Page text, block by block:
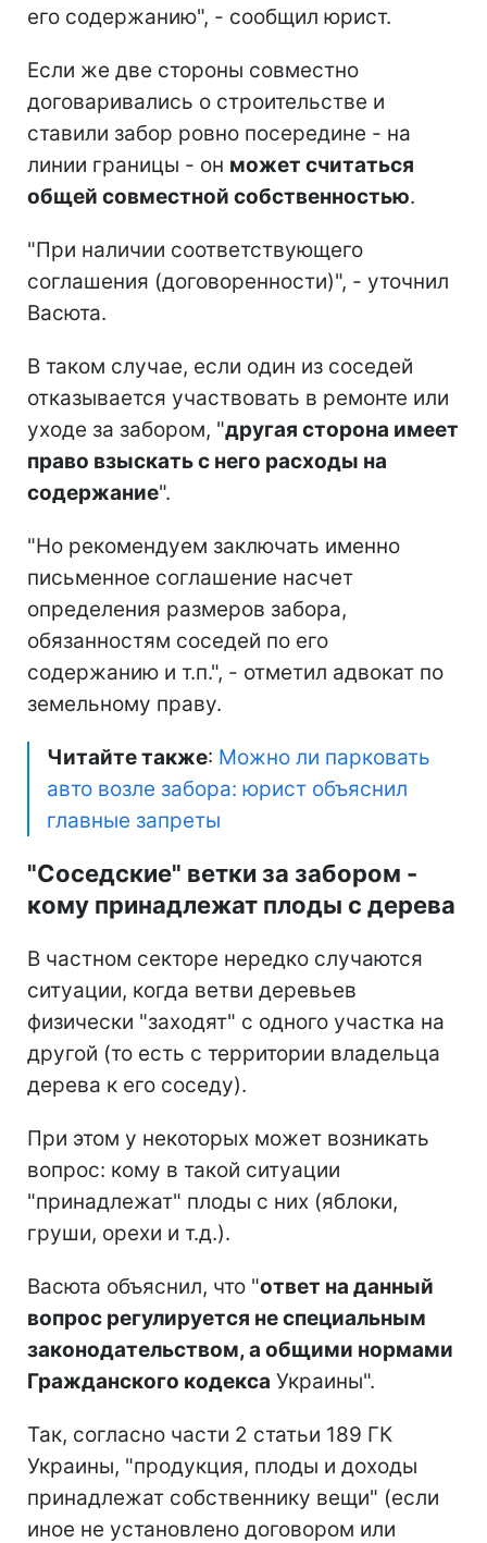
его содержанию", - сообщил юрист.
Если же две стороны совместно
договаривались о строительстве и
ставили забор ровно посередине - на
линии границы - он может считаться
общей совместной собственностью.
"При наличии соответствующего
соглашения (договоренности)", - уточнил
Васюта.
В таком случае, если один из соседей
отказывается участвовать в ремонте или
уходе за забором, "другая сторона имеет
право взыскать с него расходы на
содержание".
"Но рекомендуем заключать именно
письменное соглашение насчет
определения размеров забора,
обязанностям соседей по его
содержанию и т.п.", - отметил адвокат по
земельному праву.
Читайте также: Можно ли парковать
авто возле забора: юрист объяснил
главные запреты
"Соседские" ветки за забором -
кому принадлежат плоды с дерева
В частном секторе нередко случаются
ситуации, когда ветви деревьев
физически "заходят" с одного участка на
другой (то есть с территории владельца
дерева к его соседу).
При этом у некоторых может возникать
вопрос: кому в такой ситуации
"принадлежат" плоды с них (яблоки,
груши, орехи и т.д.).
Васюта объяснил, что "ответ на данный
вопрос регулируется не специальным
законодательством, а общими нормами
Гражданского кодекса Украины".
Так, согласно части 2 статьи 189 ГК
Украины, "продукция, плоды и доходы
принадлежат собственнику вещи" (если
иное не установлено договором или